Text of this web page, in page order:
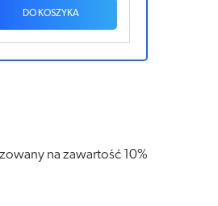
DO KOSZYKA
na zawartość 10%